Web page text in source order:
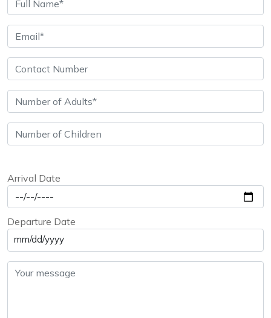
Arrival Date
Departure Date
mm/dd/yyyy